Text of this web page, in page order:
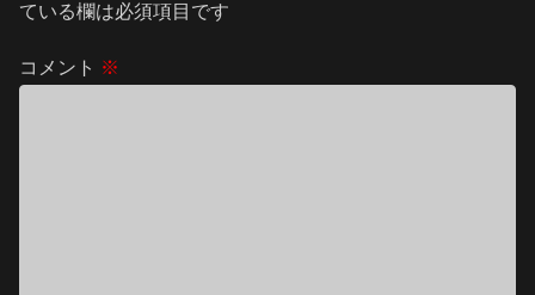
ている欄は必須項目です
コメント ※